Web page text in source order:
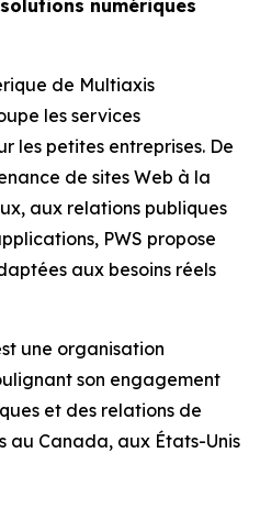
numériques
de Multiaxis
les services
les petites entreprises. De
de sites Web à la
aux relations publiques
PWS propose
aux besoins réels
une organisation
son engagement
et des relations de
au Canada, aux États-Unis